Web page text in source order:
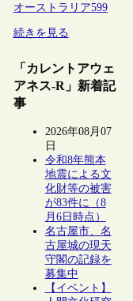
オーストラリア599
続きを見る
「カレントアウェ
アネス-R」新着記
事
2026年08月07
日
令和8年熊本
地震による文
化財等の被害
が83件に（8
月6日時点）
名古屋市、名
古屋城の現天
守閣の記録を
募集中
【イベント】